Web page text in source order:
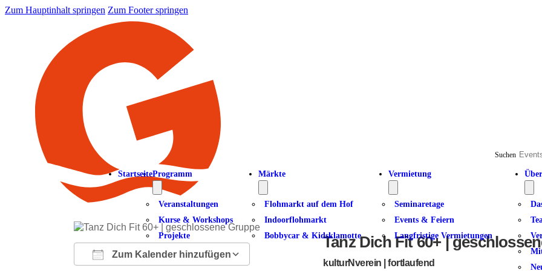
Zum Hauptinhalt springen Zum Footer springen
Suchen
StartseiteProgramm
Veranstaltungen
Kurse & Workshops
Projekte
Märkte
Flohmarkt auf dem Hof
Indoorflohmarkt
Bobbycar & Kidsklamotte
Vermietung
Seminaretage
Events & Feiern
Langfristige Vermietungen
Zum Kalender hinzufügen
Tanz Dich Fit 60+ |
kulturNverein | fortlaufend